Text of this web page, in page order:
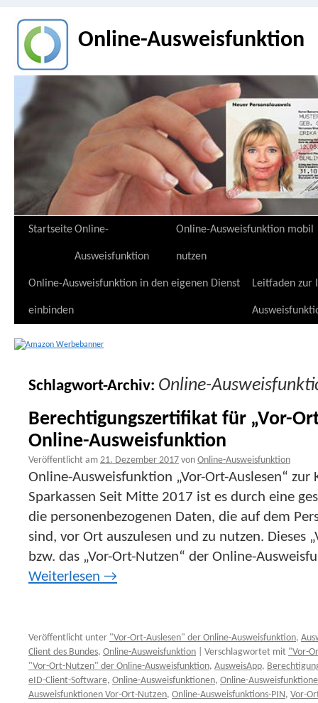
Online-Ausweisfunktion
Zum
springen
StartseiteOnline-
Ausweisfunktion
Online-Ausweisfunktion mobil
nutzen
Online-Ausweisfunktion in den eigenen Dienst
einbinden
Leitfaden zur
Schlagwort-Archiv: Online-
Berechtigungszertifikat für „Vor-
Online-Ausweisfunktion
Veröffentlicht am 21. Dezember 2017 von Online-Ausweisfunktion
Online-Ausweisfunktion „Vor-Ort-Auslesen“
Sparkassen Seit Mitte 2017 ist es durch eine
die personenbezogenen Daten, die auf dem
sind, vor Ort auszulesen und zu nutzen. Dieses
bzw. das „Vor-Ort-Nutzen“ der Online-
Weiterlesen →
Veröffentlicht unter "Vor-Ort-Auslesen" der Online-Ausweisfunktion,
Client des Bundes, Online-Ausweisfunktion Verschlagwortet mit "Vor-
"Vor-Ort-Nutzen" der Online-Ausweisfunktion, AusweisApp,
eID-Client-Software, Online-Ausweisfunktionen, Online-
Ausweisfunktionen Vor-Ort-Nutzen, Online-Ausweisfunktions-PIN, Vor-